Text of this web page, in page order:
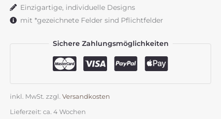
Menge
Einzigartige, individuelle Designs
mit *gezeichnete Felder sind Pflichtfelder
Sichere Zahlungsmöglichkeiten
inkl. MwSt. zzgl. Versandkosten
Lieferzeit: ca. 4 Wochen